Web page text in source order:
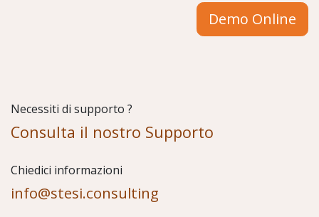
Demo Online
Necessiti di supporto ?
Consulta il nostro Supporto
Chiedici informazioni
info@stesi.consulting